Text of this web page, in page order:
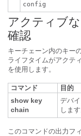
config
アクティブ
確認
キーチェーン内のキー
ライフタイムがアクテ
を使用します。
コマンド
目的
show key
chain
デバ
します
このコマンドの出力フ